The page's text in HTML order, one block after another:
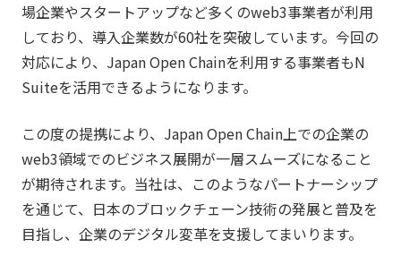
場企業やスタートアップなど多くのweb3事業者が利用
しており、導入企業数が60社を突破しています。今回の
対応により、Japan Open Chainを利用する事業者もN
Suiteを活用できるようになります。
この度の提携により、Japan Open Chain上での企業の
web3領域でのビジネス展開が一層スムーズになること
が期待されます。当社は、このようなパートナーシップ
を通じて、日本のブロックチェーン技術の発展と普及を
目指し、企業のデジタル変革を支援してまいります。